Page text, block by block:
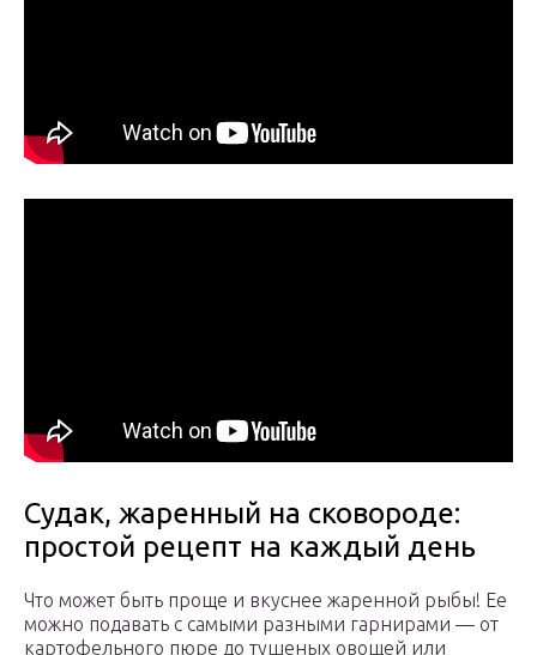
Судак, жаренный на сковороде:
простой рецепт на каждый день
Что может быть проще и вкуснее жаренной рыбы! Ее
можно подавать с самыми разными гарнирами — от
картофельного пюре до тушеных овощей или